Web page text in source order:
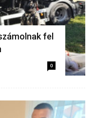
fel
0